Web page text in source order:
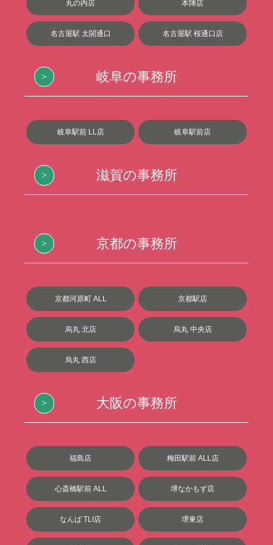
丸の内店 本陣店
名古屋駅 太閤通口 名古屋駅 桜通口店
岐阜の事務所
岐阜駅前 LL店 岐阜駅前店
滋賀の事務所
京都の事務所
京都河原町 ALL 京都駅店
烏丸 北店 烏丸 中央店
烏丸 西店
大阪の事務所
福島店 梅田駅前 ALL店
心斎橋駅前 ALL 堺なかもず店
なんば TLI店 堺東店